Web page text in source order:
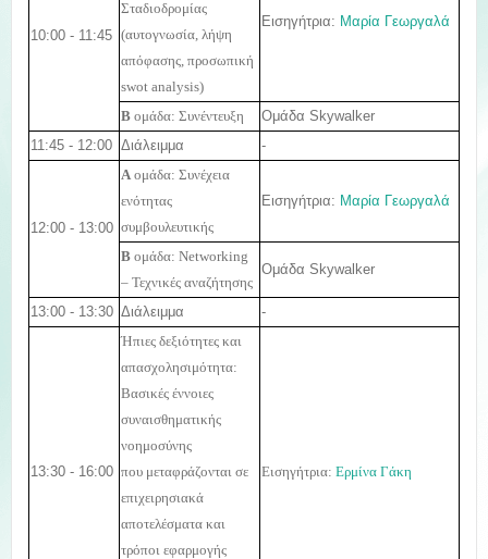
10:00 - 11:45
Σταδιοδρομίας
(αυτογνωσία, λήψη
απόφασης, προσωπική
swot analysis)
Εισηγήτρια: Μαρία Γεωργαλά
Β ομάδα: Συνέντευξη
Ομάδα Skywalker
11:45 - 12:00 Διάλειμμα -
12:00 - 13:00
Α ομάδα: Συνέχεια
ενότητας
συμβουλευτικής
Εισηγήτρια: Μαρία Γεωργαλά
Β ομάδα: Networking
– Τεχνικές αναζήτησης
Ομάδα Skywalker
13:00 - 13:30 Διάλειμμα -
13:30 - 16:00
Ήπιες δεξιότητες και
απασχολησιμότητα:
Βασικές έννοιες
συναισθηματικής
νοημοσύνης
που μεταφράζονται σε
επιχειρησιακά
αποτελέσματα και
τρόποι εφαρμογής
Εισηγήτρια: Ερμίνα Γάκη